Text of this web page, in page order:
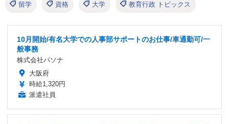
留学 資格 大学 教育行政 トピックス
10月開始/有名大学での人事部サポートのお仕事/車通勤可/一
般事務
株式会社パソナ
大阪府
時給1,320円
派遣社員